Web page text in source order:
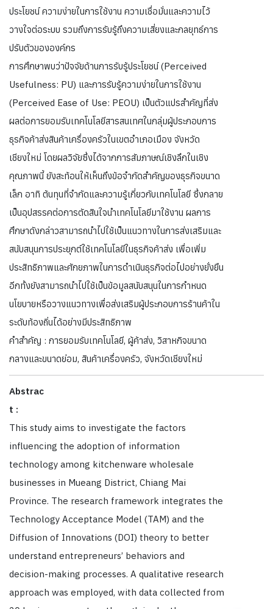
ประโยชน์ ความง่ายในการใช้งาน ความเชื่อมั่นและความไว้
วางใจต่อระบบ รวมถึงการรับรู้ถึงความเสี่ยงและกลยุทธ์การ
ปรับตัวขององค์กร
การศึกษาพบว่าปัจจัยด้านการรับรู้ประโยชน์ (Perceived
Usefulness: PU) และการรับรู้ความง่ายในการใช้งาน
(Perceived Ease of Use: PEOU) เป็นตัวแปรสำคัญที่ส่ง
ผลต่อการยอมรับเทคโนโลยีสารสนเทศในกลุ่มผู้ประกอบการ
ธุรกิจค้าส่งสินค้าเครื่องครัวในเขตอำเภอเมือง จังหวัด
เชียงใหม่ โดยผลวิจัยซึ่งได้จากการสัมภาษณ์เชิงลึกในเชิง
คุณภาพนี้ ยังสะท้อนให้เห็นถึงข้อจำกัดสำคัญของธุรกิจขนาด
เล็ก อาทิ ต้นทุนที่จำกัดและความรู้เกี่ยวกับเทคโนโลยี ซึ่งกลาย
เป็นอุปสรรคต่อการตัดสินใจนำเทคโนโลยีมาใช้งาน ผลการ
ศึกษาดังกล่าวสามารถนำไปใช้เป็นแนวทางในการส่งเสริมและ
สนับสนุนการประยุกต์ใช้เทคโนโลยีในธุรกิจค้าส่ง เพื่อเพิ่ม
ประสิทธิภาพและศักยภาพในการดำเนินธุรกิจต่อไปอย่างยั่งยืน
อีกทั้งยังสามารถนำไปใช้เป็นข้อมูลสนับสนุนในการกำหนด
นโยบายหรือวางแนวทางเพื่อส่งเสริมผู้ประกอบการร้านค้าใน
ระดับท้องถิ่นได้อย่างมีประสิทธิภาพ
คำสำคัญ : การยอมรับเทคโนโลยี, ผู้ค้าส่ง, วิสาหกิจขนาด
กลางและขนาดย่อม, สินค้าเครื่องครัว, จังหวัดเชียงใหม่
Abstrac
t :
This study aims to investigate the factors
influencing the adoption of information
technology among kitchenware wholesale
businesses in Mueang District, Chiang Mai
Province. The research framework integrates the
Technology Acceptance Model (TAM) and the
Diffusion of Innovations (DOI) theory to better
understand entrepreneurs’ behaviors and
decision-making processes. A qualitative research
approach was employed, with data collected from